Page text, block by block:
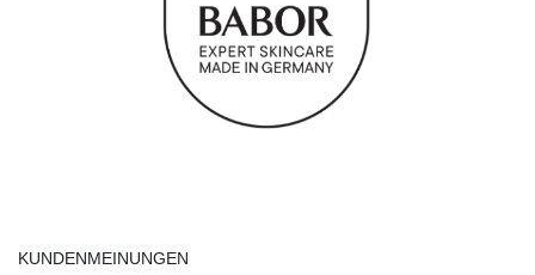
KUNDENMEINUNGEN